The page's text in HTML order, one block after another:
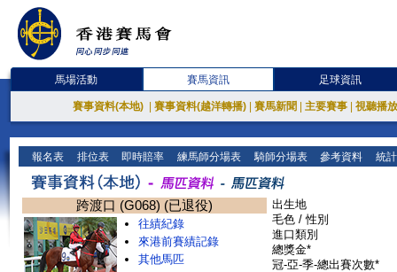
馬場活動 賽馬資訊 足球資訊
賽事資料(本地) 賽事資料(越洋轉播) 賽馬新聞 主要賽事 視聽播
報名表 排位表 即時賠率 練馬師分場表 騎師分場表 參考資料 統
跨渡口 (G068) (已退役)
往績紀錄
來港前賽績記錄
其他馬匹
出生地
毛色 / 性別
進口類別
總獎金*
冠-亞-季-總出賽次數*